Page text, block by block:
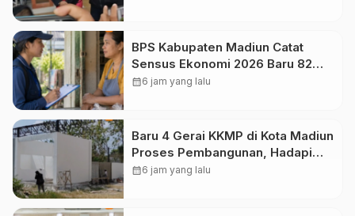
BPS Kabupaten Madiun Catat
Sensus Ekonomi 2026 Baru 82
Persen, Puluhan Ribu Responden
calendar_month6 jam yang lalu
Baru 4 Gerai KKMP di Kota Madiun
Proses Pembangunan, Hadapi
Kendala Keterbatasan Lahan
calendar_month6 jam yang lalu